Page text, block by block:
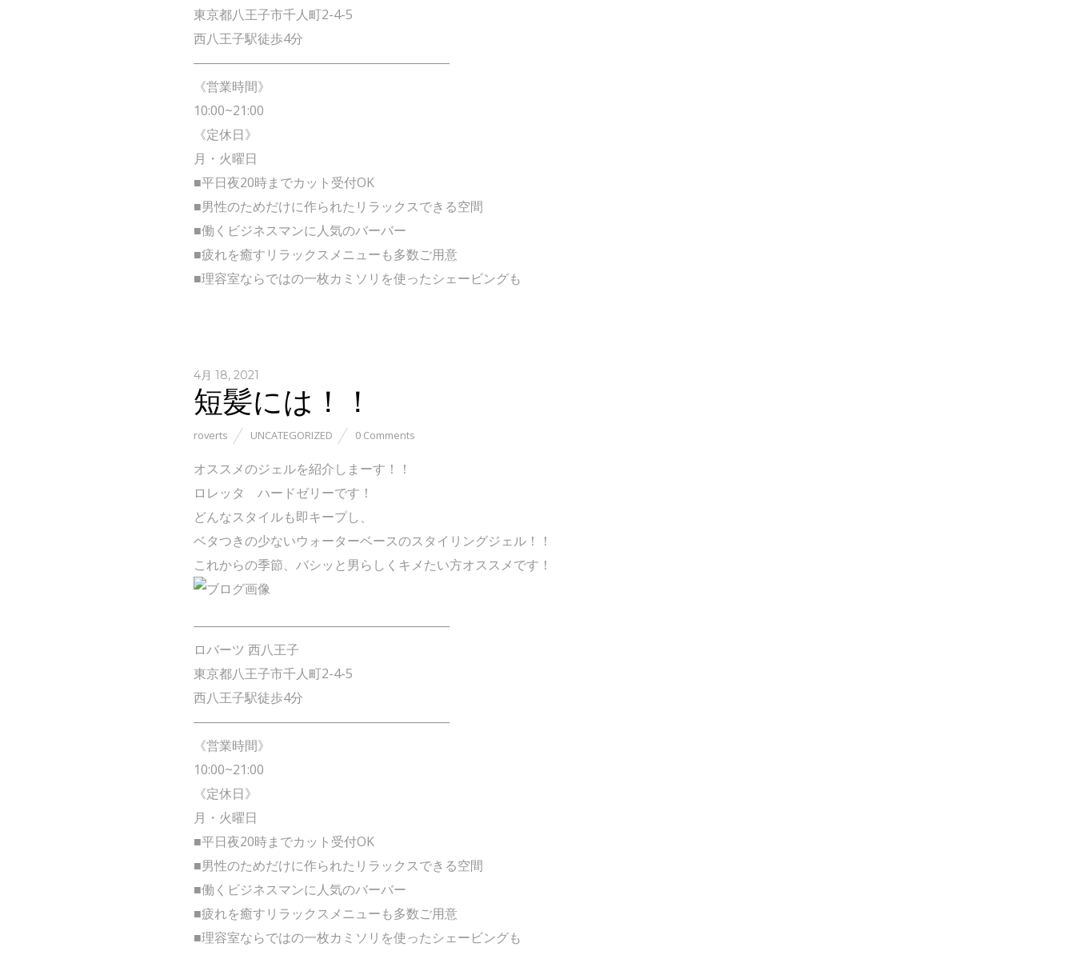
東京都八王子市千人町2-4-5
西八王子駅徒歩4分
――――――――――――――――――――
《営業時間》
10:00~21:00
《定休日》
月・火曜日
■平日夜20時までカット受付OK
■男性のためだけに作られたリラックスできる空間
■働くビジネスマンに人気のバーバー
■疲れを癒すリラックスメニューも多数ご用意
■理容室ならではの一枚カミソリを使ったシェービングも
4月 18, 2021
短髪には！！
roverts UNCATEGORIZED 0 Comments
オススメのジェルを紹介しまーす！！
ロレッタ ハードゼリーです！
どんなスタイルも即キープし、
ベタつきの少ないウォーターベースのスタイリングジェル！！
これからの季節、バシッと男らしくキメたい方オススメです！
――――――――――――――――――――
ロバーツ 西八王子
東京都八王子市千人町2-4-5
西八王子駅徒歩4分
――――――――――――――――――――
《営業時間》
10:00~21:00
《定休日》
月・火曜日
■平日夜20時までカット受付OK
■男性のためだけに作られたリラックスできる空間
■働くビジネスマンに人気のバーバー
■疲れを癒すリラックスメニューも多数ご用意
■理容室ならではの一枚カミソリを使ったシェービングも